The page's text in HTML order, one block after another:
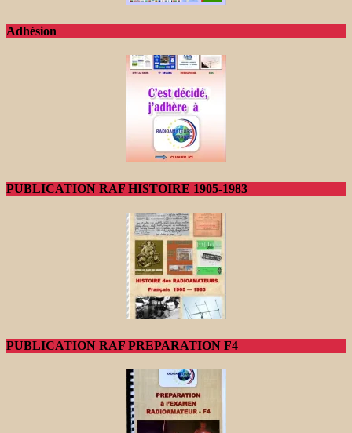
Adhésion
PUBLICATION RAF HISTOIRE 1905-1983
PUBLICATION RAF PREPARATION F4